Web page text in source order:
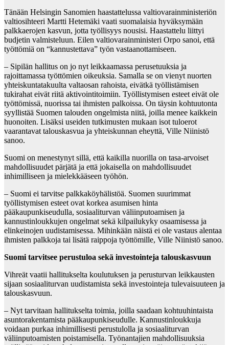
Tänään Helsingin Sanomien haastattelussa valtiovarainministeriön
valtiosihteeri Martti Hetemäki vaati suomalaisia hyväksymään
palkkaerojen kasvun, jotta työllisyys nousisi. Haastattelu liittyi
budjetin valmisteluun. Eilen valtiovarainministeri Orpo sanoi, että
työttömiä on “kannustettava” työn vastaanottamiseen.
– Sipilän hallitus on jo nyt leikkaamassa perusetuuksia ja
rajoittamassa työttömien oikeuksia. Samalla se on vienyt nuorten
yhteiskuntatakuulta valtaosan rahoista, eivätkä työllistämisen
tukirahat eivät riitä aktivointitoimiin. Työllistymisen esteet eivät ole
työttömissä, nuorissa tai ihmisten palkoissa. On täysin kohtuutonta
syyllistää Suomen talouden ongelmista niitä, joilla menee kaikkein
huonoiten. Lisäksi useiden tutkimusten mukaan isot tuloerot
vaarantavat talouskasvua ja yhteiskunnan eheyttä, Ville Niinistö
sanoo.
Suomi on menestynyt sillä, että kaikilla nuorilla on tasa-arvoiset
mahdollisuudet pärjätä ja että jokaisella on mahdollisuudet
inhimilliseen ja mielekkääseen työhön.
– Suomi ei tarvitse palkkaköyhälistöä. Suomen suurimmat
työllistymisen esteet ovat korkea asumisen hinta
pääkaupunkiseudulla, sosiaaliturvan väliinputoamisen ja
kannustinloukkujen ongelmat sekä kilpailukyky osaamisessa ja
elinkeinojen uudistamisessa. Mihinkään näistä ei ole vastaus alentaa
ihmisten palkkoja tai lisätä raippoja työttömille, Ville Niinistö sanoo.
Suomi tarvitsee perustuloa sekä investointeja talouskasvuun
Vihreät vaatii hallitukselta koulutuksen ja perusturvan leikkausten
sijaan sosiaaliturvan uudistamista sekä investointeja tulevaisuuteen ja
talouskasvuun.
– Nyt tarvitaan hallitukselta toimia, joilla saadaan kohtuuhintaista
asuntorakentamista pääkaupunkiseudulle. Kannustinloukkuja
voidaan purkaa inhimillisesti perustulolla ja sosiaaliturvan
väliinputoamisten poistamisella. Työnantajien mahdollisuuksia